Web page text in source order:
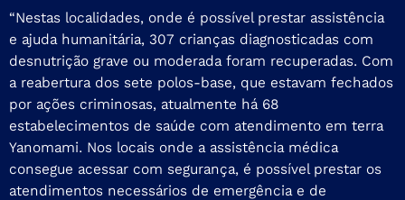
“Nestas localidades, onde é possível prestar assistência
e ajuda humanitária, 307 crianças diagnosticadas com
desnutrição grave ou moderada foram recuperadas. Com
a reabertura dos sete polos-base, que estavam fechados
por ações criminosas, atualmente há 68
estabelecimentos de saúde com atendimento em terra
Yanomami. Nos locais onde a assistência médica
consegue acessar com segurança, é possível prestar os
atendimentos necessários de emergência e de